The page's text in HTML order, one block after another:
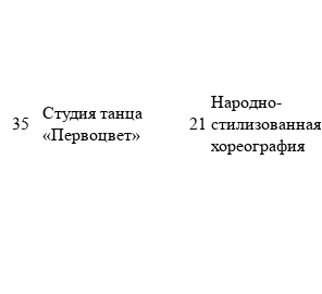
35
Студия танца
«Первоцвет»
21
Народно-
стилизованная
хореография